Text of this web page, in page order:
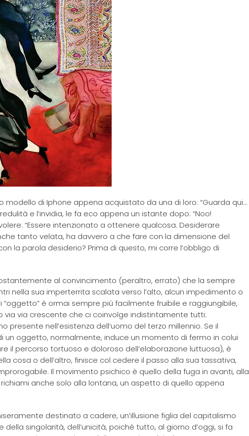
modello di Iphone appena acquistato da una di loro: “Guarda qui…
e l’invidia, le fa eco appena un istante dopo: “Noo!
“Essere intenzionato a ottenere qualcosa. Desiderare
tanto velata, ha davvero a che fare con la dimensione del
la parola desiderio? Prima di questo, mi corre l’obbligo di
al convincimento (peraltro, errato) che la sempre
nella sua imperterrita scalata verso l’alto, alcun impedimento o
è ormai sempre più facilmente fruibile e raggiungibile,
via crescente che ci coinvolge indistintamente tutti:
presente nell’esistenza dell’uomo del terzo millennio. Se il
un oggetto, normalmente, induce un momento di fermo in colui
il percorso tortuoso e doloroso dell’elaborazione luttuosa), è
cosa o dell’altro, finisce col cedere il passo alla sua tassativa,
Il movimento psichico è quello della fuga in avanti, alla
anche solo alla lontana, un aspetto di quello appena
destinato a cadere, un’illusione figlia del capitalismo
singolarità, dell’unicità, poiché tutto, al giorno d’oggi, si fa